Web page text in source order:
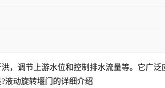
，调节上游水位和控制排水流量等。它广
?液动旋转堰门的详细介绍